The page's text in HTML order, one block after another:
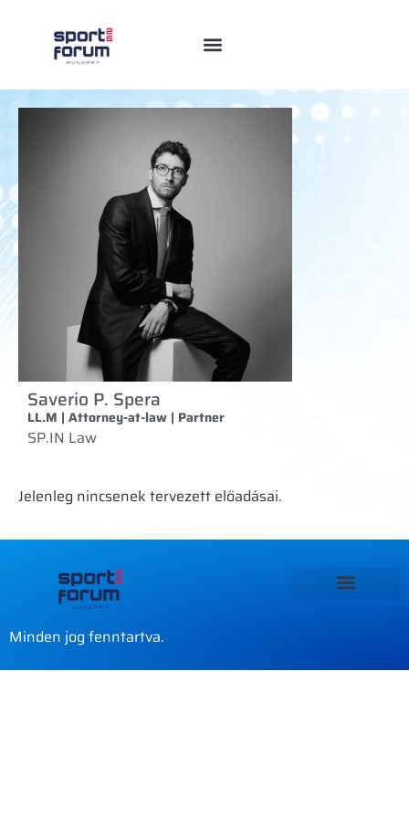
Saverio P. Spera
LL.M | Attorney-at-law | Partner
SP.IN Law
Jelenleg nincsenek tervezett előadásai.
Minden jog fenntartva.